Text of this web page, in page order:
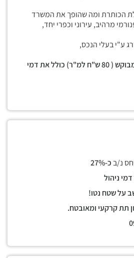
הכותרת ומה שהופך את המשרד
מרהיב, עירוני וכפרי יחד,
ע"י בעלי הנכס,
חשוב להדגיש שהמחיר המבוקש ( 80 ש"ח למ"ר) כולל את דמי
נ/בכ-27%